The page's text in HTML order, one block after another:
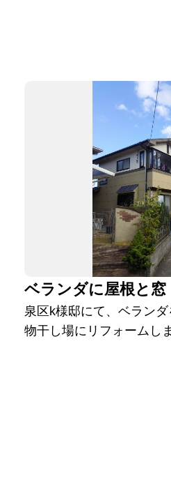
ベランダに屋根と窓
泉区k様邸にて、ベランダ
物干し場にリフォームし